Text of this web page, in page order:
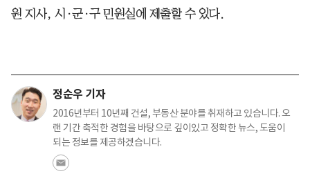
원 지사, 시·군·구 민원실에 제출할 수 있다.
정순우 기자
2016년부터 10년째 건설, 부동산 분야를 취재하고 있습니다. 오
랜 기간 축적한 경험을 바탕으로 깊이있고 정확한 뉴스, 도움이
되는 정보를 제공하겠습니다.